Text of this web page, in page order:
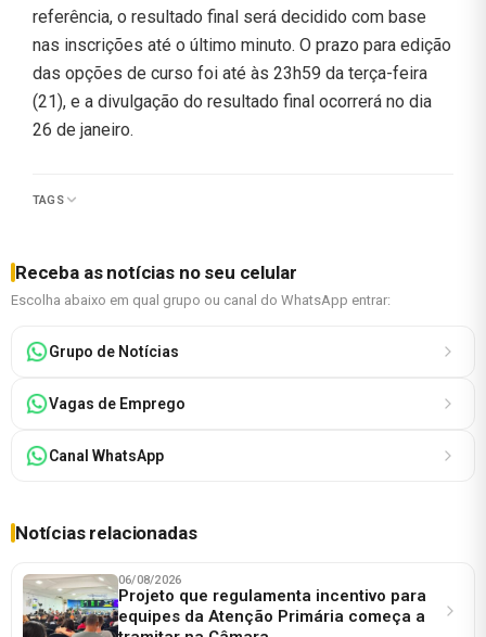
referência, o resultado final será decidido com base
nas inscrições até o último minuto. O prazo para edição
das opções de curso foi até às 23h59 da terça-feira
(21), e a divulgação do resultado final ocorrerá no dia
26 de janeiro.
TAGS
Receba as notícias no seu celular
Escolha abaixo em qual grupo ou canal do WhatsApp entrar:
Grupo de Notícias
Vagas de Emprego
Canal WhatsApp
Notícias relacionadas
06/08/2026
Projeto que regulamenta incentivo para
equipes da Atenção Primária começa a